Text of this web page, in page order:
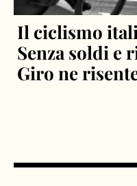
Il ciclismo
Senza soldi e
Giro ne